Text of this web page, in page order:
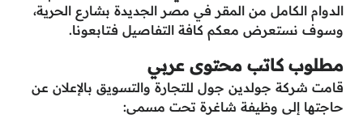
الدوام الكامل من المقر في مصر الجديدة بشارع الحرية،
وسوف نستعرض معكم كافة التفاصيل فتابعونا.
مطلوب كاتب محتوى عربي
قامت شركة جولدين جول للتجارة والتسويق بالإعلان عن
حاجتها إلى وظيفة شاغرة تحت مسمى: